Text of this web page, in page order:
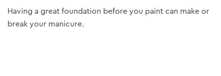
Having a great foundation before you paint can make or
break your manicure.